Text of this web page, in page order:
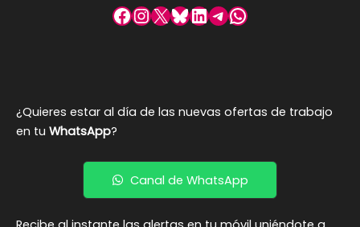
Facebook
Instagram
X Bluesky
LinkedIn
Telegram
WhatsApp
¿Quieres estar al día de las nuevas ofertas de trabajo
en tu WhatsApp?
Canal de WhatsApp